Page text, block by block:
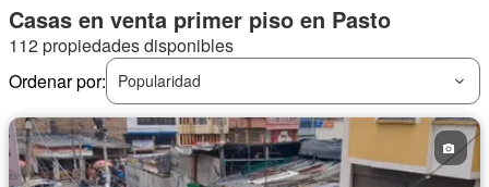
Casas en venta primer piso en Pasto
112 propiedades disponibles
Ordenar por:
Popularidad